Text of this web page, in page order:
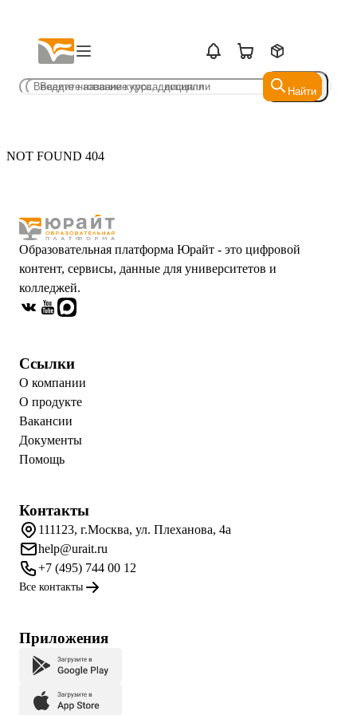
Найти
Найти
NOT FOUND 404
Образовательная платформа Юрайт - это цифровой
контент, сервисы, данные для университетов и
колледжей.
Ссылки
О компании
О продукте
Вакансии
Документы
Помощь
Контакты
111123, г.Москва, ул. Плеханова, 4а
help@urait.ru
+7 (495) 744 00 12
Все контакты
Приложения